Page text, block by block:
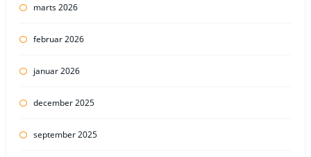
marts 2026
februar 2026
januar 2026
december 2025
september 2025